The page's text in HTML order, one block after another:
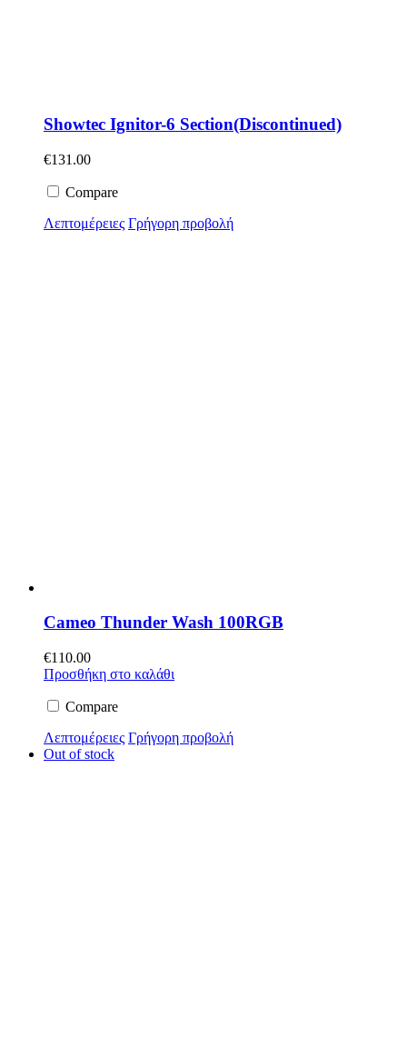
Showtec Ignitor-6 Section(Discontinued)
€131.00
Compare
Λεπτομέρειες Γρήγορη προβολή
Cameo Thunder Wash 100RGB
€110.00
Προσθήκη στο καλάθι
Compare
Λεπτομέρειες Γρήγορη προβολή
Out of stock